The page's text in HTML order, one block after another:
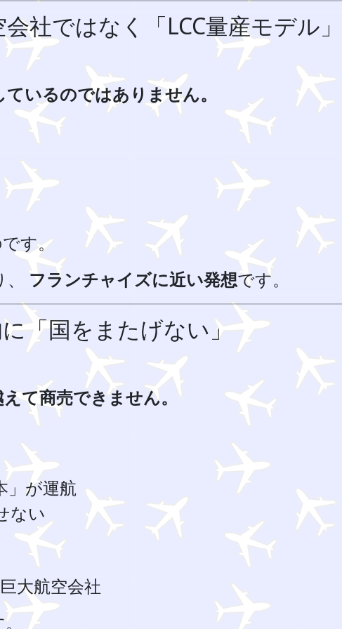
社ではなく「LCC量産モデル」
いるのではありません。
す。
フランチャイズに近い発想です。
「国をまたげない」
て商売できません。
」が運航
ない
大航空会社